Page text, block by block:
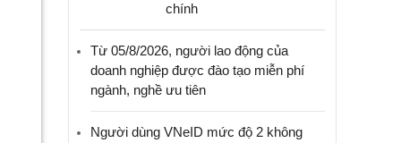
chính
Từ 05/8/2026, người lao động của
doanh nghiệp được đào tạo miễn phí
ngành, nghề ưu tiên
Người dùng VNeID mức độ 2 không